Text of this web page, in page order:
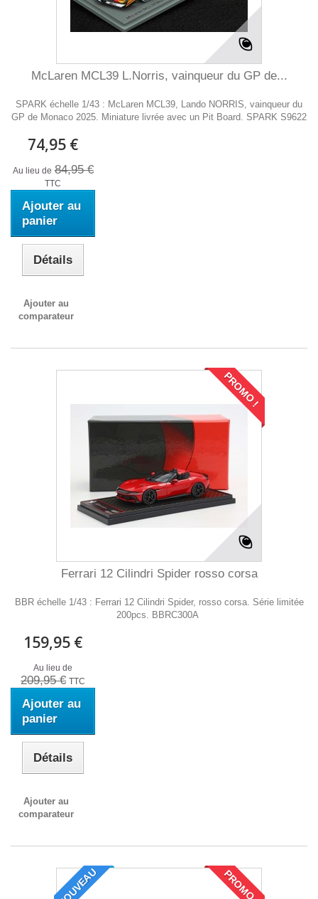
McLaren MCL39 L.Norris, vainqueur du GP de...
SPARK échelle 1/43 : McLaren MCL39, Lando NORRIS, vainqueur du
GP de Monaco 2025. Miniature livrée avec un Pit Board. SPARK S9622
74,95 €
Au lieu de 84,95 €
TTC
Ajouter au
panier
Détails
Ajouter au
comparateur
PROMO !
Ferrari 12 Cilindri Spider rosso corsa
BBR échelle 1/43 : Ferrari 12 Cilindri Spider, rosso corsa. Série limitée
200pcs. BBRC300A
159,95 €
Au lieu de
209,95 € TTC
Ajouter au
panier
Détails
Ajouter au
comparateur
NOUVEAU PROMO !